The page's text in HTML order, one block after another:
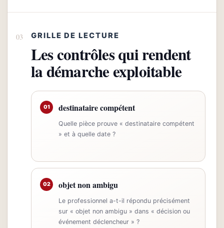
GRILLE DE LECTURE
Les contrôles qui rendent
la démarche exploitable
01 destinataire compétent
Quelle pièce prouve « destinataire compétent
» et à quelle date ?
02 objet non ambigu
Le professionnel a-t-il répondu précisément
sur « objet non ambigu » dans « décision ou
événement déclencheur » ?